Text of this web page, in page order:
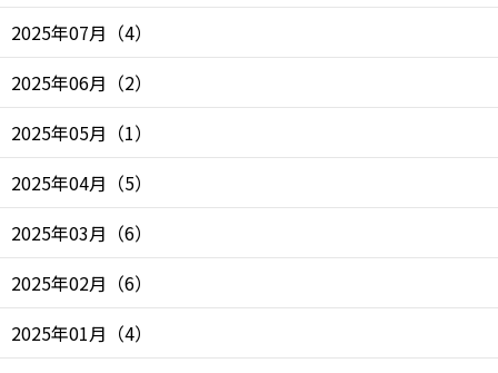
2025年07月 （4）
2025年06月 （2）
2025年05月 （1）
2025年04月 （5）
2025年03月 （6）
2025年02月 （6）
2025年01月 （4）